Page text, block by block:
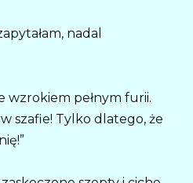
nadal
wzrokiem pełnym furii.
szafie! Tylko dlatego, że